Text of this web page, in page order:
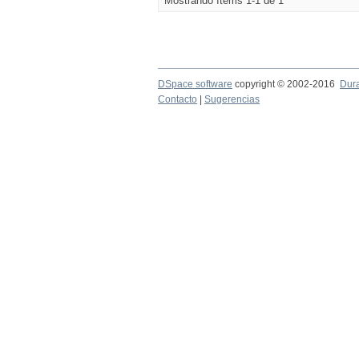
DSpace software copyright © 2002-2016
Contacto
Sugerencias